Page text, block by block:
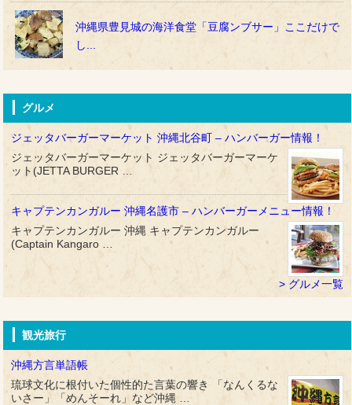
沖縄県豊見城の海洋食堂「豆腐ンブサー」ここだけで
し...
グルメ
ジェッタバーガーマーケット 沖縄北谷町 – ハンバーガー情報！
ジェッタバーガーマーケット ジェッタバーガーマーケ
ット(JETTA BURGER …
キャプテンカンガルー 沖縄名護市 – ハンバーガーメニュー情報！
キャプテンカンガルー 沖縄 キャプテンカンガルー
(Captain Kangaro …
グルメ一覧
観光旅行
沖縄方言単語帳
琉球文化に根付いた個性的た言葉の響き 「なんくるな
いさー」「めんそーれ」など沖縄 …